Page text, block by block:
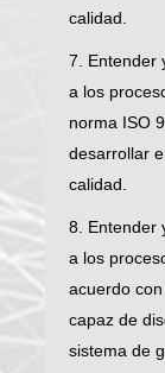
calidad.
7. Entender
a los
norma ISO
desarrollar
calidad.
8. Entender
a los
acuerdo
capaz de
sistema de